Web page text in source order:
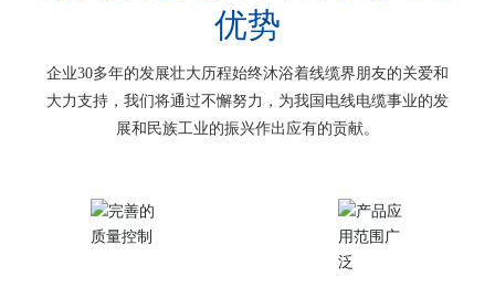
优势
企业30多年的发展壮大历程始终沐浴着线缆界朋友的关爱和
大力支持，我们将通过不懈努力，为我国电线电缆事业的发
展和民族工业的振兴作出应有的贡献。